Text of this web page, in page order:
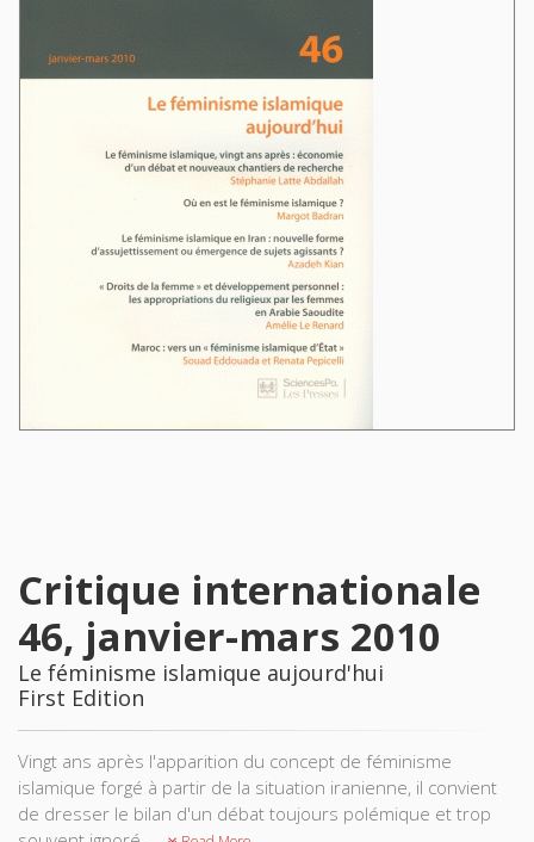
Critique internationale
46, janvier-mars 2010
Le féminisme islamique aujourd'hui
First Edition
Vingt ans après l'apparition du concept de féminisme
islamique forgé à partir de la situation iranienne, il convient
de dresser le bilan d'un débat toujours polémique et trop